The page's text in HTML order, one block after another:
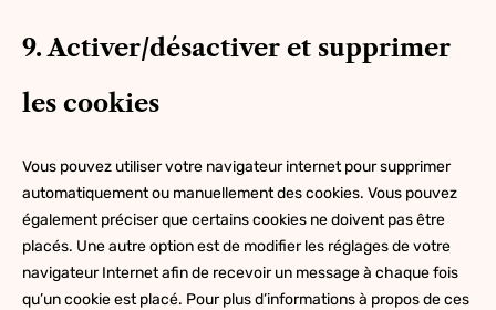
9. Activer/désactiver et supprimer
les cookies
Vous pouvez utiliser votre navigateur internet pour supprimer
automatiquement ou manuellement des cookies. Vous pouvez
également préciser que certains cookies ne doivent pas être
placés. Une autre option est de modifier les réglages de votre
navigateur Internet afin de recevoir un message à chaque fois
qu’un cookie est placé. Pour plus d’informations à propos de ces